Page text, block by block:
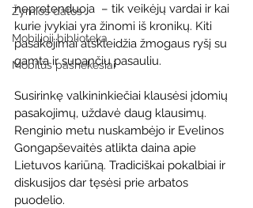
Žymios datos
Mobilioji biblioteka
Mobilūs pašnekesiai
nepretenduoja  – tik veikėjų vardai ir kai
kurie įvykiai yra žinomi iš kronikų. Kiti
pasakojimai atskleidžia žmogaus ryšį su
gamta ir supančiu pasauliu.
Susirinkę valkininkiečiai klausėsi įdomių
pasakojimų, uždavė daug klausimų.
Renginio metu nuskambėjo ir Evelinos
Gongapševaitės atlikta daina apie
Lietuvos kariūną. Tradiciškai pokalbiai ir
diskusijos dar tęsėsi prie arbatos
puodelio.